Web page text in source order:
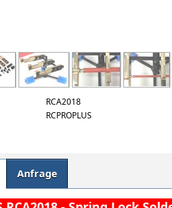
RCA2018
RCPROPLUS
Anfrage